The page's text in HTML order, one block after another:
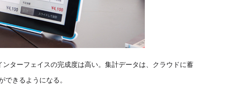
ターフェイスの完成度は高い。集計データは、クラウドに蓄
きるようになる。